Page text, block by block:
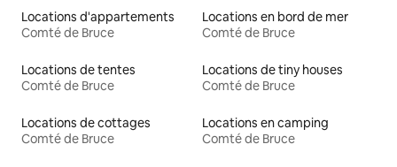
Locations d'appartements
Comté de Bruce
Locations en bord de mer
Comté de Bruce
Locations de tentes
Comté de Bruce
Locations de tiny houses
Comté de Bruce
Locations de cottages
Comté de Bruce
Locations en camping
Comté de Bruce